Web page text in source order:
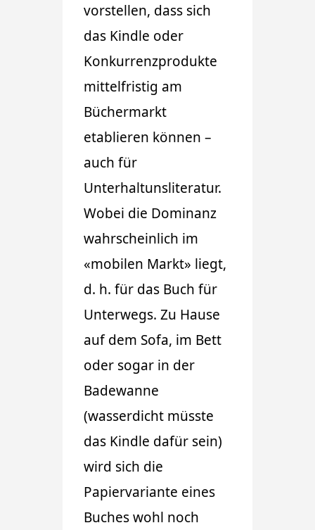
vorstellen, dass sich
das Kindle oder
Konkurrenzprodukte
mittelfristig am
Büchermarkt
etablieren können –
auch für
Unterhaltunsliteratur.
Wobei die Dominanz
wahrscheinlich im
«mobilen Markt» liegt,
d. h. für das Buch für
Unterwegs. Zu Hause
auf dem Sofa, im Bett
oder sogar in der
Badewanne
(wasserdicht müsste
das Kindle dafür sein)
wird sich die
Papiervariante eines
Buches wohl noch